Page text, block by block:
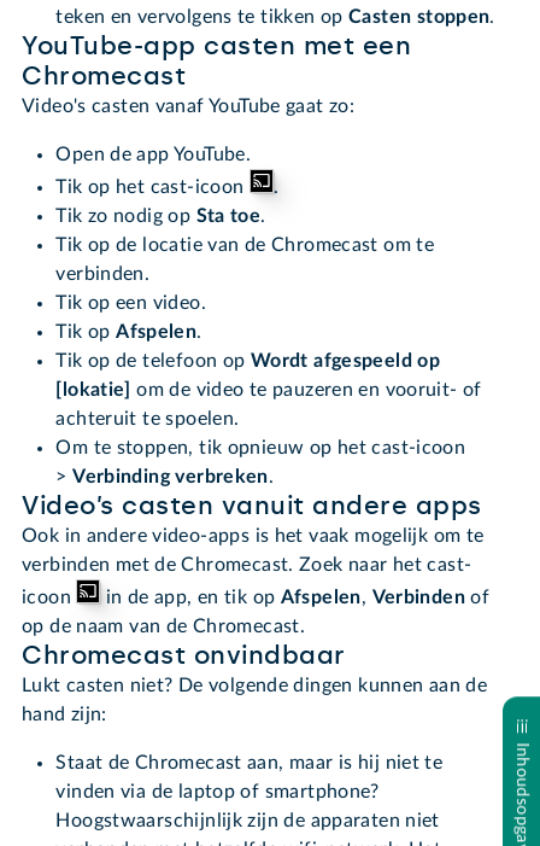
teken en vervolgens te tikken opCasten stoppen.
YouTube-app casten met een
Chromecast
Video's casten vanaf YouTube gaat zo:
Open de app YouTube.
Tik op het cast-icoon
.
Tik zo nodig op Sta toe.
Tik op de locatie van de Chromecast om te
verbinden.
Tik op een video.
Tik opAfspelen.
Tik op de telefoon op Wordt afgespeeld op
[lokatie]om de video te pauzeren en vooruit- of
achteruit te spoelen.
Om te stoppen, tik opnieuw op het cast-icoon
>Verbinding verbreken.
Video’s casten vanuit andere apps
Ook in andere video-apps is het vaak mogelijk om te
verbinden met de Chromecast. Zoek naar het cast-
icoon
in de app, en tik op Afspelen, Verbinden of
op de naam van de Chromecast.
Chromecast onvindbaar
Lukt casten niet? De volgende dingen kunnen aan de
hand zijn:
Staat de Chromecast aan, maar is hij niet te
vinden via de laptop of smartphone?
Hoogstwaarschijnlijk zijn de apparaten niet
Inhoudsopgave